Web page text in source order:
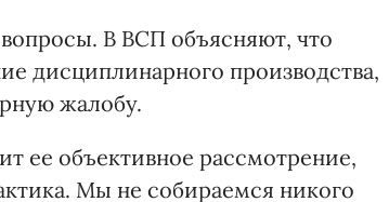
В ВСП объясняют, что
дисциплинарного производства,
жалобу.
ее объективное рассмотрение,
Мы не собираемся никого